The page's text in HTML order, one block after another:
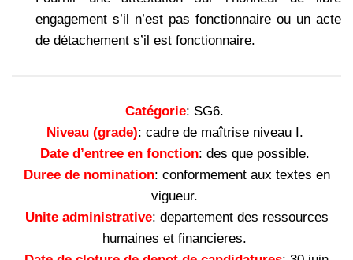
engagement s’il n’est pas fonctionnaire ou un acte
de détachement s’il est fonctionnaire.
Catégorie: SG6.
Niveau (grade): cadre de maîtrise niveau I.
Date d’entree en fonction: des que possible.
Duree de nomination: conformement aux textes en
vigueur.
Unite administrative: departement des ressources
humaines et financieres.